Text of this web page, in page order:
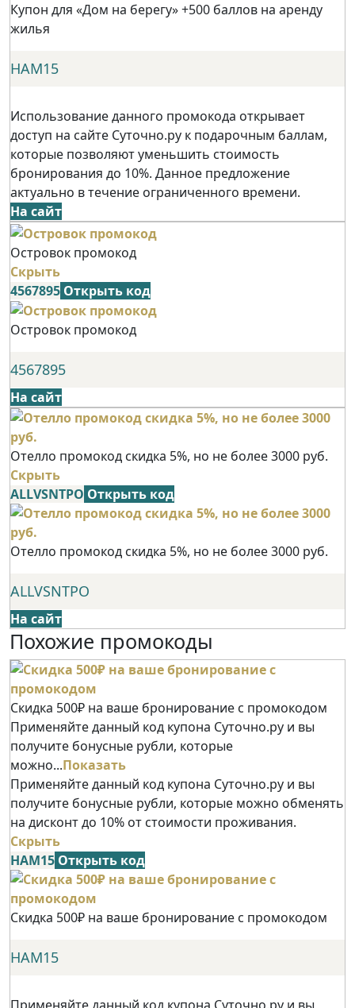
Купон для «Дом на берегу» +500 баллов на аренду
жилья
НАМ15
Использование данного промокода открывает
доступ на сайте Суточно.ру к подарочным баллам,
которые позволяют уменьшить стоимость
бронирования до 10%. Данное предложение
актуально в течение ограниченного времени.
На сайт
Островок промокод
Скрыть
4567895 Открыть код
Островок промокод
4567895
На сайт
Отелло промокод скидка 5%, но не более 3000 руб.
Скрыть
ALLVSNTPO Открыть код
Отелло промокод скидка 5%, но не более 3000 руб.
ALLVSNTPO
На сайт
Похожие промокоды
Скидка 500₽ на ваше бронирование с промокодом
Применяйте данный код купона Суточно.ру и вы
получите бонусные рубли, которые
можно...Показать
Применяйте данный код купона Суточно.ру и вы
получите бонусные рубли, которые можно обменять
на дисконт до 10% от стоимости проживания.
Скрыть
НАМ15 Открыть код
Скидка 500₽ на ваше бронирование с промокодом
НАМ15